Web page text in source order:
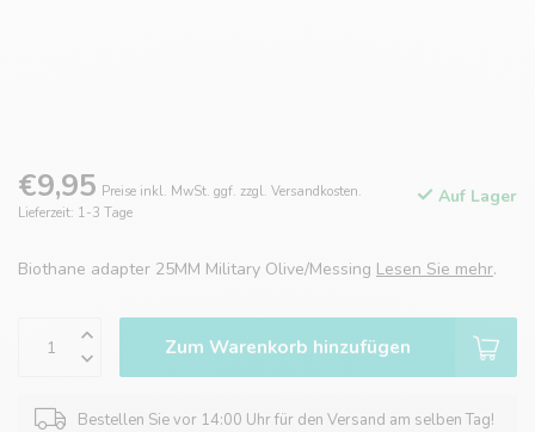
€9,95 Preise inkl. MwSt. ggf. zzgl. Versandkosten.
Lieferzeit: 1-3 Tage
Auf Lager
Biothane adapter 25MM Military Olive/Messing Lesen Sie mehr.
Zum Warenkorb hinzufügen
Bestellen Sie vor 14:00 Uhr für den Versand am selben Tag!